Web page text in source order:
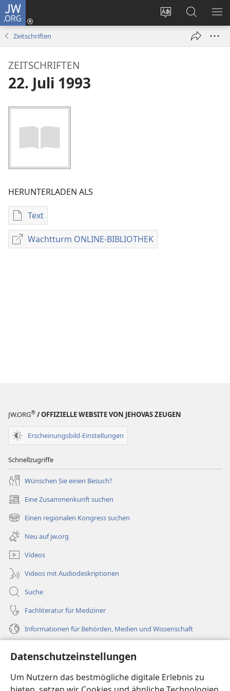
Datenschutzeinstellungen
Um Nutzern das bestmögliche digitale Erlebnis zu
JW.ORG
Websitesprache
ändern
Anmelden
(öffnet
Suche
Zeitschriften
ZEITSCHRIFTEN
22. Juli 1993
HERUNTERLADEN ALS
Text
Downloadoptionen
für
Veröffentlichungen
Wachtturm ONLINE-BIBLIOTHEK
Wachtturm
JW.ORG® / OFFIZIELLE WEBSITE VON JEHOVAS ZEUGEN
Erscheinungsbild-Einstellungen
Schnellzugriffe
Wünschen Sie einen Besuch?
Eine Zusammenkunft suchen
(öffnet
neues
Fenster)
Einen regionalen Kongress suchen
(öffnet
neues
Fenster)
Neu auf jw.org
Videos
Videos mit Audiodeskriptionen
Suche
Fachliteratur für Mediziner
Informationen für Behörden, Medien und Wissenschaft
Spenden
(öffnet
neues